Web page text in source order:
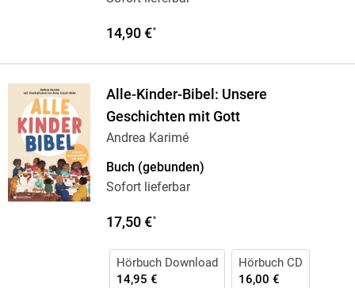
14,90 €*
Alle-Kinder-Bibel: Unsere
Geschichten mit Gott
Andrea Karimé
Buch (gebunden)
Sofort lieferbar
17,50 €*
Hörbuch Download
14,95 €
Hörbuch CD
16,00 €